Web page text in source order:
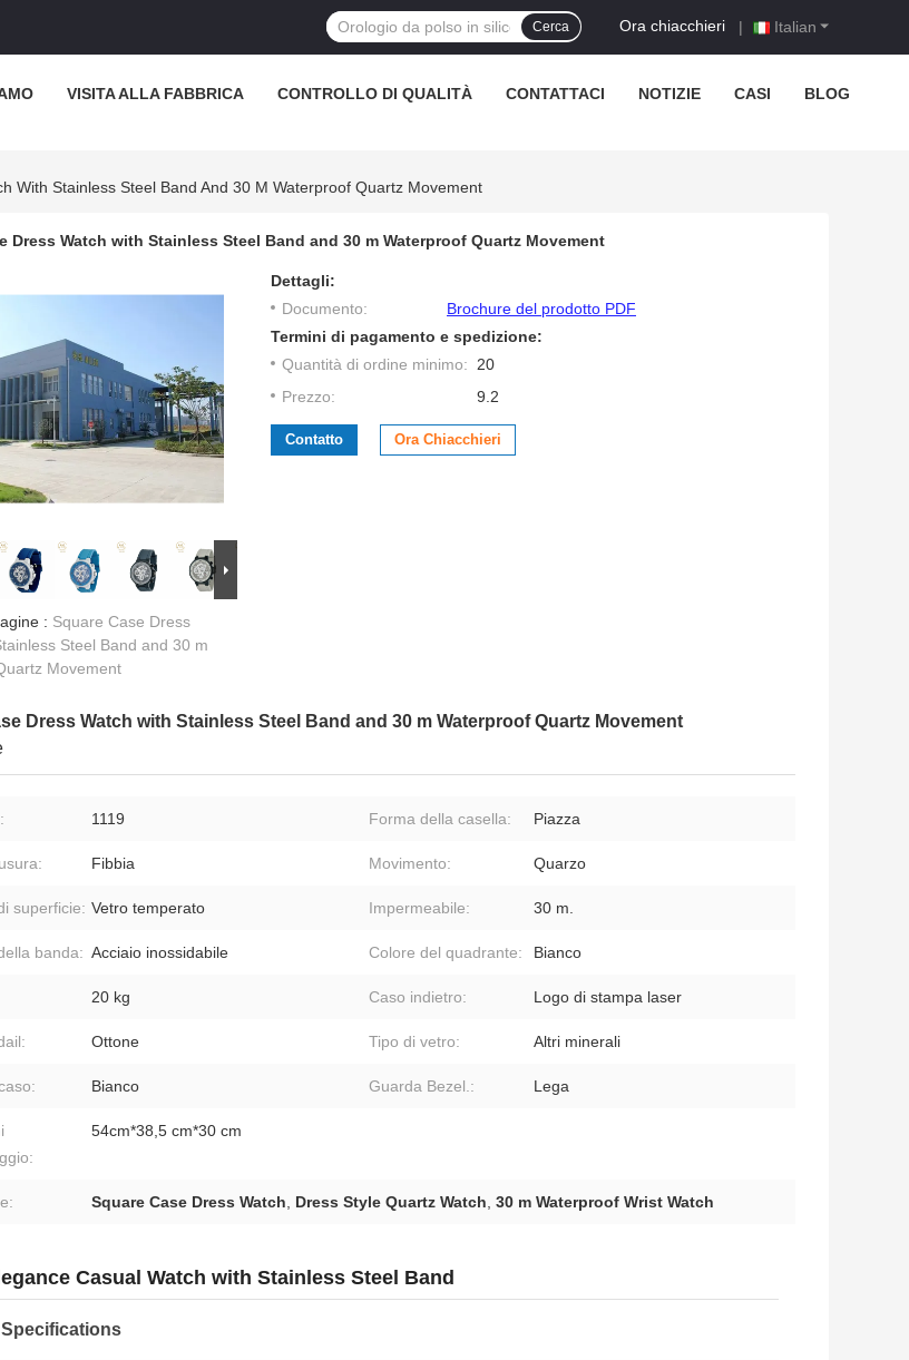
Italian
Ora chiacchieri |
Cerca
VISITA ALLA FABBRICA CONTROLLO DI QUALITÀ CONTATTACI NOTIZIE CASI BLOG
With Stainless Steel Band And 30 M Waterproof Quartz Movement
Dress Watch with Stainless Steel Band and 30 m Waterproof Quartz Movement
: Square Case Dress
Steel Band and 30 m
Movement
Dettagli:
Documento:
Brochure del prodotto PDF
Termini di pagamento e spedizione:
Quantità di ordine minimo: 20
Prezzo:
9.2
Contatto Ora Chiacchieri
Dress Watch with Stainless Steel Band and 30 m Waterproof Quartz Movement
1119 Forma della casella: Piazza
Fibbia Movimento: Quarzo
superficie: Vetro temperato Impermeabile: 30 m.
banda: Acciaio inossidabile Colore del quadrante: Bianco
20 kg Caso indietro: Logo di stampa laser
Ottone Tipo di vetro: Altri minerali
Bianco Guarda Bezel.: Lega
54cm*38,5 cm*30 cm
Square Case Dress Watch, Dress Style Quartz Watch, 30 m Waterproof Wrist Watch
Casual Watch with Stainless Steel Band